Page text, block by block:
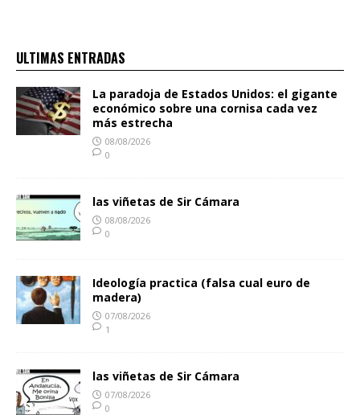
ULTIMAS ENTRADAS
La paradoja de Estados Unidos: el gigante
económico sobre una cornisa cada vez
más estrecha
08/08/2026
0
las viñetas de Sir Cámara
08/08/2026
0
Ideología practica (falsa cual euro de
madera)
07/08/2026
1
las viñetas de Sir Cámara
07/08/2026
0